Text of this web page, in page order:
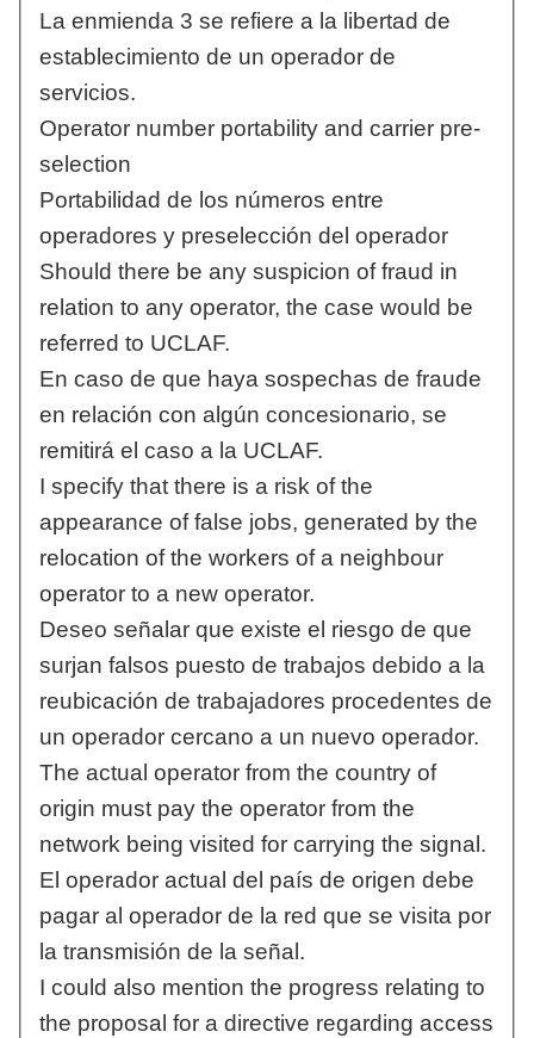
La enmienda 3 se refiere a la libertad de
establecimiento de un operador de
servicios.
Operator number portability and carrier pre-
selection
Portabilidad de los números entre
operadores y preselección del operador
Should there be any suspicion of fraud in
relation to any operator, the case would be
referred to UCLAF.
En caso de que haya sospechas de fraude
en relación con algún concesionario, se
remitirá el caso a la UCLAF.
I specify that there is a risk of the
appearance of false jobs, generated by the
relocation of the workers of a neighbour
operator to a new operator.
Deseo señalar que existe el riesgo de que
surjan falsos puesto de trabajos debido a la
reubicación de trabajadores procedentes de
un operador cercano a un nuevo operador.
The actual operator from the country of
origin must pay the operator from the
network being visited for carrying the signal.
El operador actual del país de origen debe
pagar al operador de la red que se visita por
la transmisión de la señal.
I could also mention the progress relating to
the proposal for a directive regarding access